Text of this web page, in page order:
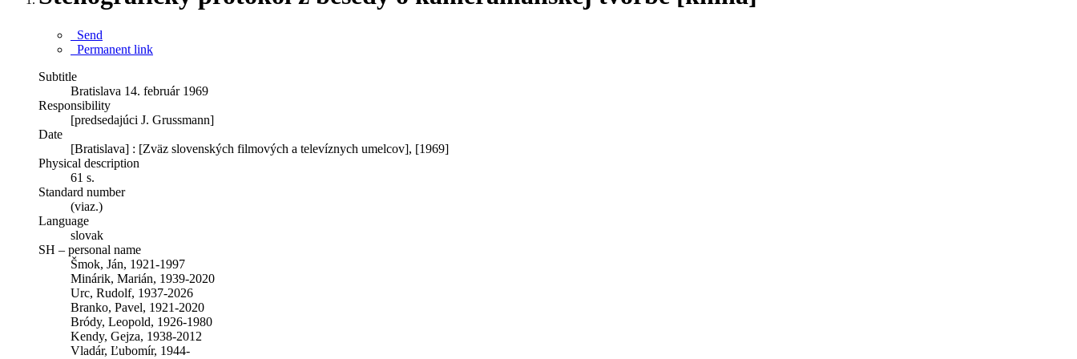
Send
Permanent link
Subtitle
Bratislava 14. február 1969
Responsibility
[predsedajúci J. Grussmann]
Date
[Bratislava] : [Zväz slovenských filmových a televíznych umelcov], [1969]
Physical description
61 s.
Standard number
(viaz.)
Language
slovak
SH – personal name
Šmok, Ján, 1921-1997
Minárik, Marián, 1939-2020
Urc, Rudolf, 1937-2026
Branko, Pavel, 1921-2020
Bródy, Leopold, 1926-1980
Kendy, Gejza, 1938-2012
Vladár, Ľubomír, 1944-